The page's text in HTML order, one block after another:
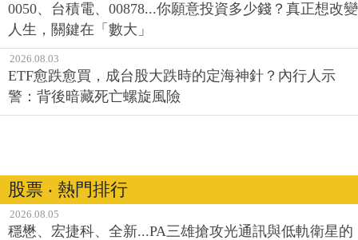
0050、台積電、00878...你願意投資多少錢？真正想改變
人生，關鍵在「數大」
2026.08.03
ETF愈跌愈買，成台股大跌時的定海神針？內行人示
警：背後暗藏死亡螺旋風險
股票 ‧ 熱門排行
2026.08.05
穩懋、宏捷科、全新...PA三雄搶攻光通訊與低軌衛星的